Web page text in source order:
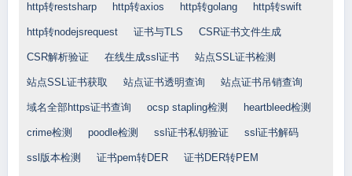
http转restsharp http转axios http转golang http转swift
http转nodejsrequest 证书与TLS CSR证书文件生成
CSR解析验证 在线生成ssl证书 站点SSL证书检测
站点SSL证书获取 站点证书透明查询 站点证书吊销查询
域名全部https证书查询 ocsp stapling检测 heartbleed检测
crime检测 poodle检测 ssl证书私钥验证 ssl证书解码
ssl版本检测 证书pem转DER 证书DER转PEM